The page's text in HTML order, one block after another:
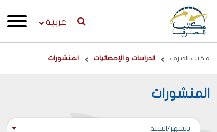
عربية
Breadcrumb
مكتب الصرف الدراسات و الإحصائيات المنشورات
المنشورات